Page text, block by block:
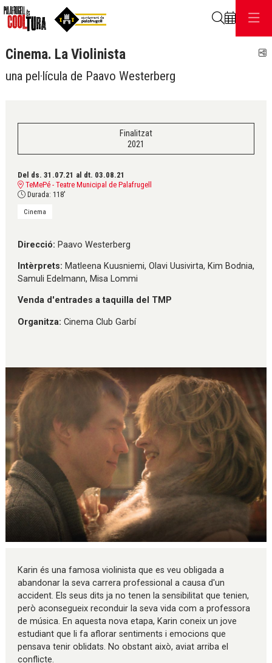
Cinema. La Violinista
una pel·lícula de Paavo Westerberg
Finalitzat
2021
Del ds. 31.07.21 al dt. 03.08.21
TeMePé - Teatre Municipal de Palafrugell
Durada: 118'
Cinema
Direcció: Paavo Westerberg
Intèrprets: Matleena Kuusniemi, Olavi Uusivirta, Kim Bodnia,
Samuli Edelmann, Misa Lommi
Venda d'entrades a taquilla del TMP
Organitza: Cinema Club Garbí
Karin és una famosa violinista que es veu obligada a
abandonar la seva carrera professional a causa d'un
accident. Els seus dits ja no tenen la sensibilitat que tenien,
però aconsegueix reconduir la seva vida com a professora
de música. En aquesta nova etapa, Karin coneix un jove
estudiant que li fa aflorar sentiments i emocions que
pensava tenir oblidats. No obstant això, aviat arriba el
conflicte.